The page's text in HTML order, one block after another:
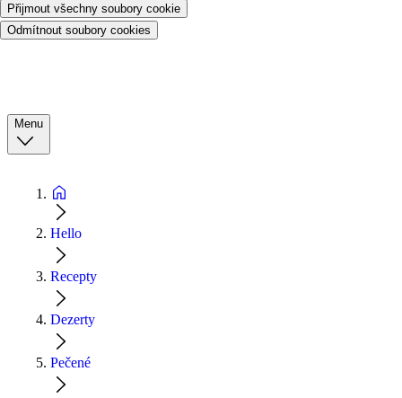
Přijmout všechny soubory cookie
Odmítnout soubory cookies
Menu
Hello
Recepty
Dezerty
Pečené